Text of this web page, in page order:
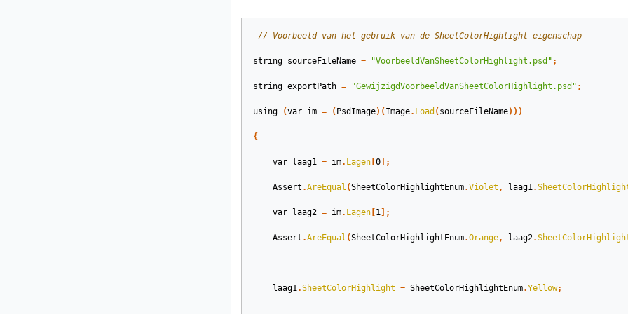
// Voorbeeld van het gebruik van de SheetColorHighlight-eigenschap
string sourceFileName = "VoorbeeldVanSheetColorHighlight.psd" ;
string exportPath = "GewijzigdVoorbeeldVanSheetColorHighlight.psd" ;
using (var im = ( PsdImage)( Image. Load ( sourceFileName)))
{
var laag1 = im. Lagen[ 0];
Assert .AreEqual (SheetColorHighlightEnum.Violet , laag1.
var laag2 = im. Lagen[ 1];
Assert .AreEqual (SheetColorHighlightEnum.Orange, laag2.
laag1.SheetColorHighlight = SheetColorHighlightEnum.Yellow;